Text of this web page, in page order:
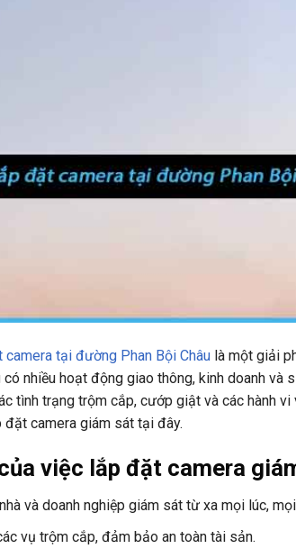
camera tại đường Phan Bội Châu là một giải
nhiều hoạt động giao thông, kinh doanh và
tình trạng trộm cắp, cướp giật và các hành
đặt camera giám sát tại đây.
việc lắp đặt camera
và doanh nghiệp giám sát từ xa mọi lúc,
vụ trộm cắp, đảm bảo an toàn tài sản.